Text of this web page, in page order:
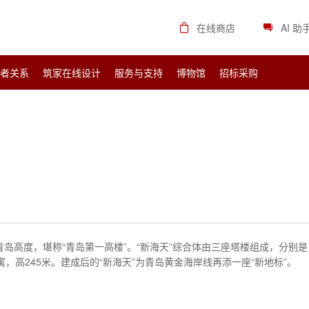
在线商店 AI 助
关系 筑家在线设计 服务与支持 博物馆 招标采购
高度，堪称“青岛第一高楼”。“新海天”综合体由三座塔楼组成，分别
高245米。建成后的“新海天”为青岛黄金海岸线再添一座“新地标”。